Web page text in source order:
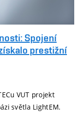
Spojení
prestižní
VUT projekt
světla LightEM.